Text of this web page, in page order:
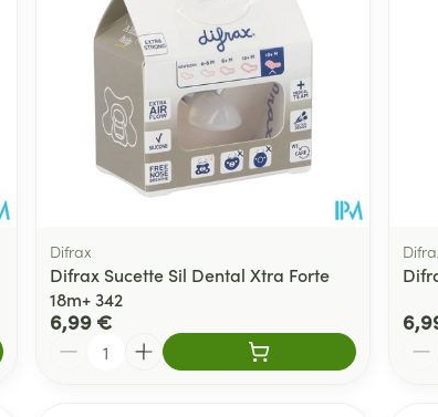
Difrax
Difrax Sucette Sil Dental Xtra Forte
18m+ 342
6,99 €
Quantité